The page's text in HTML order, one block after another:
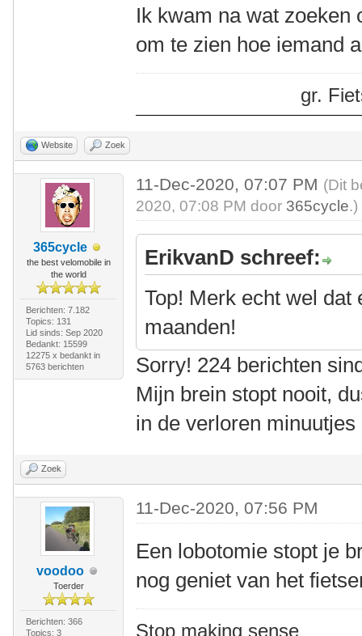
Ik kwam na wat zoeken
om te zien hoe iemand
gr.
Website Zoek
365cycle
the best velomobile in
the world
Berichten: 7.182
Topics: 131
Lid sinds: Sep 2020
Bedankt: 15599
12275 x bedankt in
5763 berichten
11-Dec-2020, 07:07 PM (Dit
2020, 07:08 PM door 365cycle.)
ErikvanD schreef:
Top! Merk echt wel
maanden!
Sorry! 224 berichten
Mijn brein stopt nooit,
in de verloren
Zoek
voodoo
Toerder
Berichten: 366
Topics: 3
11-Dec-2020, 07:56 PM
Een lobotomie stopt je
nog geniet van het
Stop making sense